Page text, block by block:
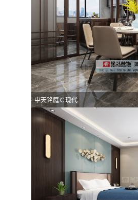
中天铭庭Ｃ现代